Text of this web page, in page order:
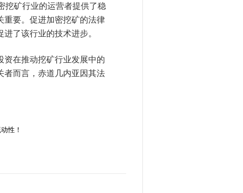
挖矿行业的运营者提供了稳
重要。促进加密挖矿的法律
了该行业的技术进步。
在推动挖矿行业发展中的
者而言，赤道几内亚因其法
性！